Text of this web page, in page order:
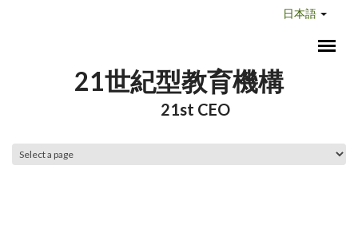
日本語
21世紀型教育機構
21st CEO